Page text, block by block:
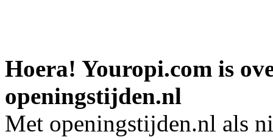
Hoera! Youropi.com is
openingstijden.nl
Met openingstijden.nl als